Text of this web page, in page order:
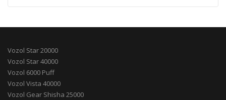
Vozol Star 20000
Vozol Star 40000
Vozol 6000 Puff
Vozol Vista 40000
Vozol Gear Shisha 25000